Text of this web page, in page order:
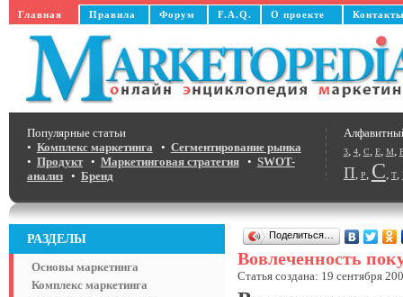
Главная Правила Форум F.A.Q. О проекте
3, 4, C, E, M,
П, Р, С, Т,
Популярные статьи
• Комплекс маркетинга • Сегментирование рынка
• Продукт• Маркетинговая стратегия• SWOT-
анализ• Бренд
РАЗДЕЛЫ
Основы маркетинга
Комплекс маркетинга
Поделиться…
Вовлеченность
Статья создана: 19 сентября